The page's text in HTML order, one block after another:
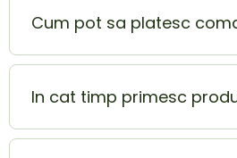
Cum pot sa platesc
Plata la livrare (ramburs)
mai usor mod de plata. In
reducere de 5% din totalul
In cat timp primesc
Produsul ajunge la tine in 1-2